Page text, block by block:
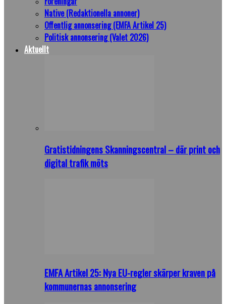
Native (Redaktionella annoner)
Offentlig annonsering (EMFA Artikel 25)
Politisk annonsering (Valet 2026)
Aktuellt
Gratistidningens Skanningscentral – där print och
digital trafik möts
EMFA Artikel 25: Nya EU-regler skärper kraven på
kommunernas annonsering